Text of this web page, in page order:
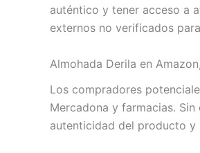
auténtico y tener acceso a
externos no verificados
Almohada Derila en
Los compradores
Mercadona y farmacias.
autenticidad del producto y